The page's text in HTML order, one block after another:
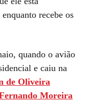
recebe os
quando o avião
e caiu na
de Oliveira
Moreira